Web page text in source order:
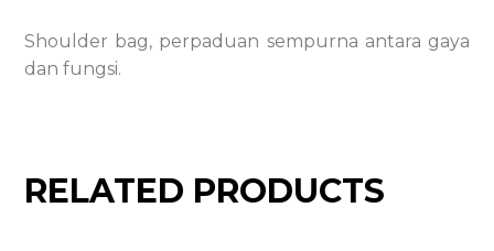
Shoulder bag, perpaduan sempurna antara gaya
dan fungsi.
RELATED PRODUCTS